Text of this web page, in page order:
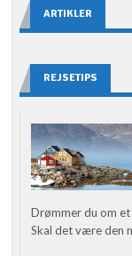
ARTIKLER
REJSETIPS
Drømmer du om
Skal det være den